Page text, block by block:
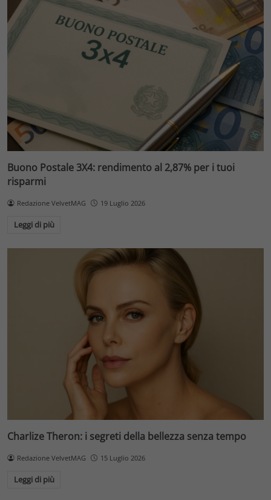
Buono Postale 3X4: rendimento al 2,87% per i tuoi
risparmi
Redazione VelvetMAG 19 Luglio 2026
Leggi di più
Charlize Theron: i segreti della bellezza senza tempo
Redazione VelvetMAG 15 Luglio 2026
Leggi di più